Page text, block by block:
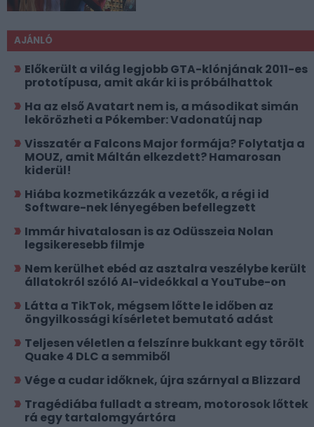
AJÁNLÓ
Előkerült a világ legjobb GTA-klónjának 2011-es
prototípusa, amit akár ki is próbálhattok
Ha az első Avatart nem is, a másodikat simán
lekörözheti a Pókember: Vadonatúj nap
Visszatér a Falcons Major formája? Folytatja a
MOUZ, amit Máltán elkezdett? Hamarosan
kiderül!
Hiába kozmetikázzák a vezetők, a régi id
Software-nek lényegében befellegzett
Immár hivatalosan is az Odüsszeia Nolan
legsikeresebb filmje
Nem kerülhet ebéd az asztalra veszélybe került
állatokról szóló AI-videókkal a YouTube-on
Látta a TikTok, mégsem lőtte le időben az
öngyilkossági kísérletet bemutató adást
Teljesen véletlen a felszínre bukkant egy törölt
Quake 4 DLC a semmiből
Vége a cudar időknek, újra szárnyal a Blizzard
Tragédiába fulladt a stream, motorosok lőttek
rá egy tartalomgyártóra